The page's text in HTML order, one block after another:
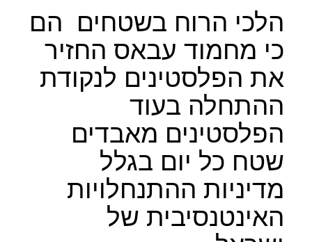
הלכי הרוח בשטחים הם
כי מחמוד עבאס החזיר
את הפלסטינים לנקודת
ההתחלה בעוד
הפלסטינים מאבדים
שטח כל יום בגלל
מדיניות ההתנחלויות
האינטנסיבית של